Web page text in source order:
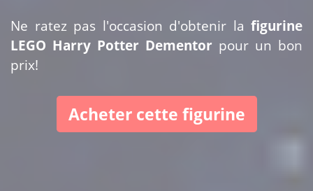
Ne ratez pas l'occasion d'obtenir la figurine
LEGO Harry Potter Dementor pour un bon
prix!
Acheter cette figurine